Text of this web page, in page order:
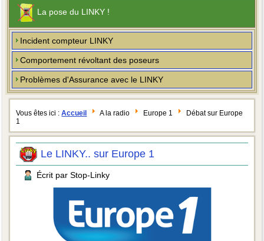
La pose du LINKY !
Incident compteur LINKY
Comportement révoltant des poseurs
Problèmes d'Assurance avec le LINKY
Vous êtes ici :Accueil A la radio Europe 1
Débat sur Europe
1
Le LINKY.. sur Europe 1
Écrit par Stop-Linky